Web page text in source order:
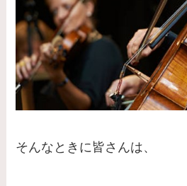
そんなときに皆さんは、